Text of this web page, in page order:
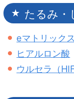
たるみ・
eマトリックス
ヒアルロン酸
ウルセラ（